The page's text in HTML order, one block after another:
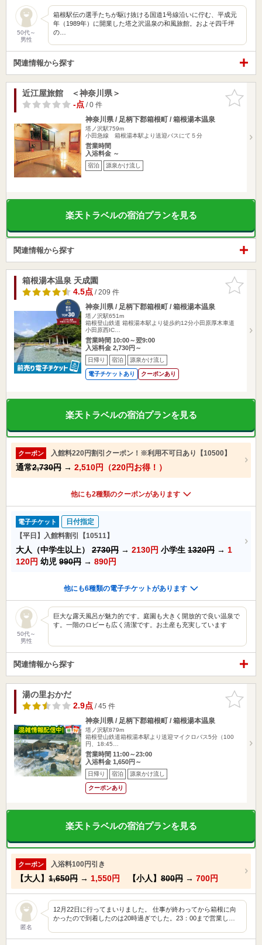
50代～
男性
箱根駅伝の選手たちが駆け抜ける国道1号線沿いに佇む、平成元
年（1989年）に開業した塔之沢温泉の和風旅館。およそ四千坪
の…
関連情報から探す
お気に入
りに追加
近江屋旅館 ＜神奈川県＞
-点/ 0 件
神奈川県 / 足柄下郡箱根町 / 箱根湯本温泉
塔ノ沢駅759m
小田急線 箱根湯本駅より送迎バスにて５分
営業時間
入浴料金 ～
宿泊 源泉かけ流し
楽天トラベルの宿泊プランを見る
関連情報から探す
お気に入
りに追加
箱根湯本温泉 天成園
4.5点/ 209 件
神奈川県 / 足柄下郡箱根町 / 箱根湯本温泉
塔ノ沢駅651m
箱根登山鉄道 箱根湯本駅より徒歩約12分小田原厚木車道
小田原西IC…
営業時間 10:00～翌9:00
入浴料金 2,730円～
日帰り 宿泊 源泉かけ流し
電子チケットあり クーポンあり
楽天トラベルの宿泊プランを見る
クーポン 入館料220円割引クーポン！※利用不可日あり【10500】
通常2,730円 → 2,510円（220円お得！）
他にも2種類のクーポンがあります
電子チケット
日付指定
【平日】入館料割引【10511】
大人（中学生以上） 2730円 → 2130円 小学生 1320円 → 1
120円 幼児 990円 → 890円
他にも6種類の電子チケットがあります
50代～
男性
巨大な露天風呂が魅力的です。庭園も大きく開放的で良い温泉で
す。一階のロビーも広く清潔です。お土産も充実しています
関連情報から探す
お気に入
りに追加
湯の里おかだ
2.9点/ 45 件
神奈川県 / 足柄下郡箱根町 / 箱根湯本温泉
塔ノ沢駅879m
箱根登山鉄道箱根湯本駅より送迎マイクロバス5分（100
円、18:45…
営業時間 11:00～23:00
入浴料金 1,650円～
日帰り 宿泊 源泉かけ流し
クーポンあり
楽天トラベルの宿泊プランを見る
クーポン 入浴料100円引き
【大人】 1,650円 → 1,550円 【小人】 800円 → 700円
匿名
12月22日に行ってまいりました。 仕事が終わってから箱根に向
かったので到着したのは20時過ぎでした。23：00まで営業し…